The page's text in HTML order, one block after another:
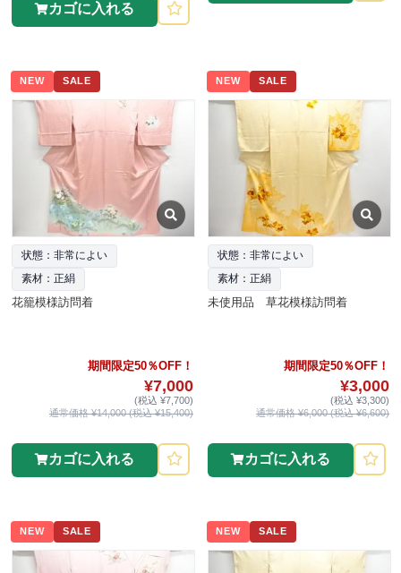
カゴに入れる
NEW SALE
状態：非常によい
素材：正絹
花籠模様訪問着
期間限定50％OFF！
¥7,000
(税込 ¥7,700)
通常価格 ¥14,000 (税込 ¥15,400)
カゴに入れる
NEW SALE
状態：非常によい
素材：正絹
未使用品 草花模様訪問着
期間限定50％OFF！
¥3,000
(税込 ¥3,300)
通常価格 ¥6,000 (税込 ¥6,600)
カゴに入れる
NEW SALE NEW SALE